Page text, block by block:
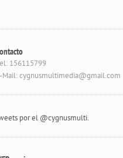
156115799